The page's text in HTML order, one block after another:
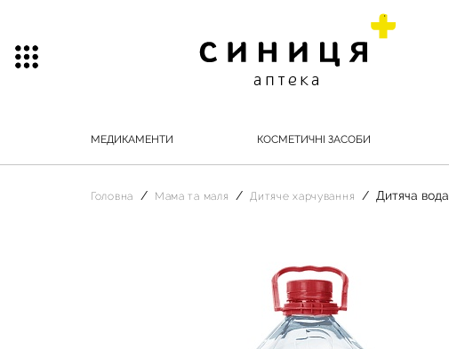
МЕДИКАМЕНТИ КОСМЕТИЧНІ ЗАСОБИ
Головна Мама та маля Дитяче харчування Дитяча вода